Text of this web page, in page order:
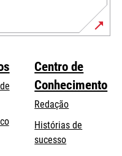
opens
Centro de
Conhecimento
Redação
Histórias de
sucesso